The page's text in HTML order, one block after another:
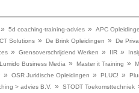
» 5d coaching-training-advies » APC
Solutions » De Brink Opleidingen » De
» Grensoverschrijdend Werken » IIR »
Lumido Business Media » Master it Training »
» OSR Juridische Opleidingen » PLUC! »
> advies B.V. » STODT Toekomsttechniek